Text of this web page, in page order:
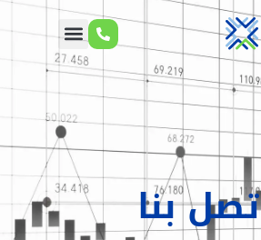
بنا